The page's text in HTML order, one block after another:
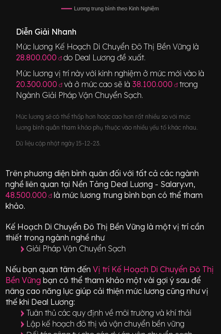
Lương trung bình theo Kinh Nghiệm
Diễn Giải Nhanh
Mức lương Kế Hoạch Di Chuyển Đô Thị Bền Vững là
28.800.000 đdo Deal Lương đề xuất.
Mức lương vị trí này với kinh nghiệm ở mức mới vào là
20.300.000 đ và ở mức cao sẽ là38.100.000 đ trong
Ngành Giải Pháp Vận Chuyển Sạch.
Mức lương sẽ có thể thấp hơn hoặc cao hơn rất nhiều so với mức
lương bình quân tham khảo phụ thuộc vào nhiều yếu tố khác nhau.
Dữ liệu cập nhật ngày 15-12-23.
Trên phương diện bình quân đối với tất cả các ngành
nghề liên quan tại Nền Tảng Deal Lương - Salary.vn,
48.500.000 đlà mức lương trung bình bạn có thể tham
khảo.
Kế Hoạch Di Chuyển Đô Thị Bền Vững là một vị trícần
thiết trong ngành nghề như
Giải Pháp Vận Chuyển Sạch
Nếu bạn quan tâm đến Vị trí Kế Hoạch Di Chuyển Đô Thị
Bền Vững bạn có thể tham khảo một vài gợi ý sau để
nâng cao năng lực giúp cải thiện mức lương cũng như vị
thế khi Deal Lương:
Tuân thủ các quy định về môi trường và khí thải
Lập kế hoạch đô thị và vận chuyển bền vững